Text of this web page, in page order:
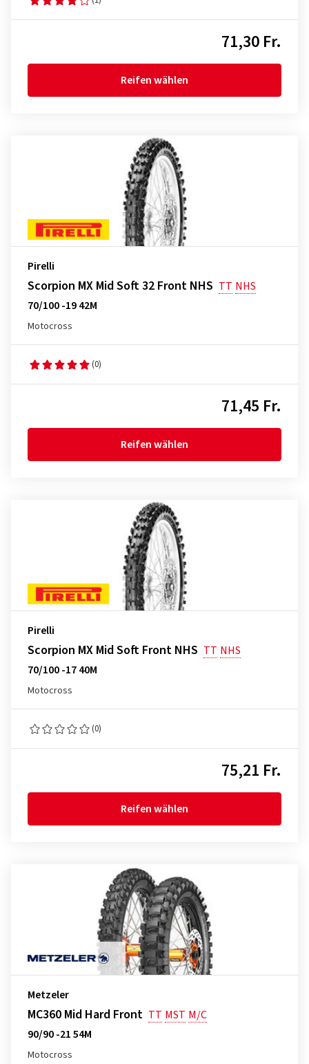
71,30 Fr.
Reifen wählen
Pirelli
Scorpion MX Mid Soft 32 Front NHS TT NHS
70/100 -19 42M
Motocross
(0)
71,45 Fr.
Reifen wählen
Pirelli
Scorpion MX Mid Soft Front NHS TT NHS
70/100 -17 40M
Motocross
(0)
75,21 Fr.
Reifen wählen
Metzeler
MC360 Mid Hard Front TT MST M/C
90/90 -21 54M
Motocross